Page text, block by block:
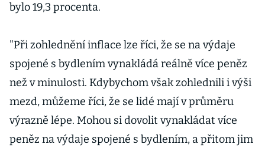
bylo 19,3 procenta.
"Při zohlednění inflace lze říci, že se na výdaje
spojené s bydlením vynakládá reálně více peněz
než v minulosti. Kdybychom však zohlednili i výši
mezd, můžeme říci, že se lidé mají v průměru
výrazně lépe. Mohou si dovolit vynakládat více
peněz na výdaje spojené s bydlením, a přitom jim